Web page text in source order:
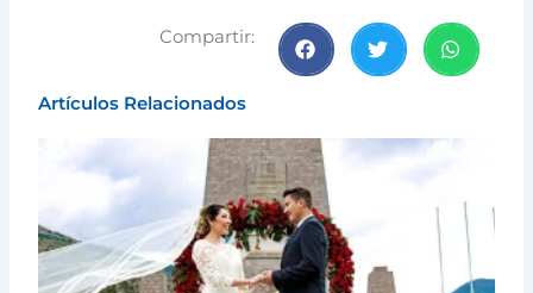
Compartir:
Artículos Relacionados